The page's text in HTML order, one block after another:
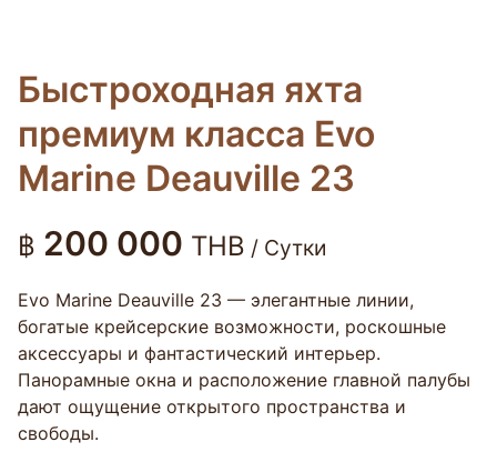
Быстроходная яхта
премиум класса Evo
Marine Deauville 23
฿ 200 000 THB / Сутки
Evo Marine Deauville 23 — элегантные линии,
богатые крейсерские возможности, роскошные
аксессуары и фантастический интерьер.
Панорамные окна и расположение главной палубы
дают ощущение открытого пространства и
свободы.